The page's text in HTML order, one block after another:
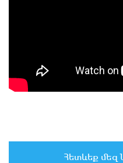
Հետևեք մեզ